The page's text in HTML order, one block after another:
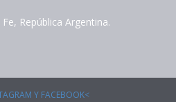
República Argentina.
Y FACEBOOK<